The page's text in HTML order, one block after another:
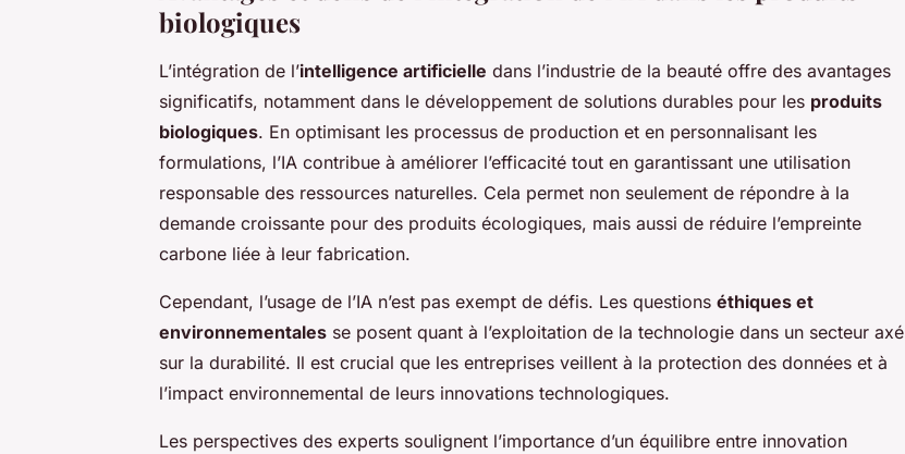
biologiques
L’intégration de l’intelligence artificielle dans l’industrie de la beauté offre des avantages
significatifs, notamment dans le développement de solutions durables pour les produits
biologiques. En optimisant les processus de production et en personnalisant les
formulations, l’IA contribue à améliorer l’efficacité tout en garantissant une utilisation
responsable des ressources naturelles. Cela permet non seulement de répondre à la
demande croissante pour des produits écologiques, mais aussi de réduire l’empreinte
carbone liée à leur fabrication.
Cependant, l’usage de l’IA n’est pas exempt de défis. Les questions éthiques et
environnementales se posent quant à l’exploitation de la technologie dans un secteur axé
sur la durabilité. Il est crucial que les entreprises veillent à la protection des données et à
l’impact environnemental de leurs innovations technologiques.
Les perspectives des experts soulignent l’importance d’un équilibre entre innovation